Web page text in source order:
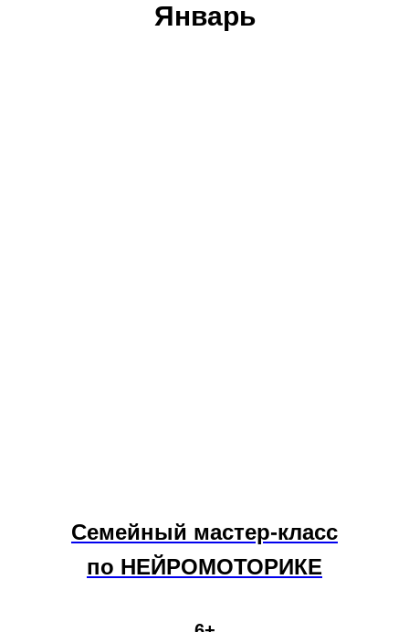
Январь
Семейный мастер-класс
по НЕЙРОМОТОРИКЕ